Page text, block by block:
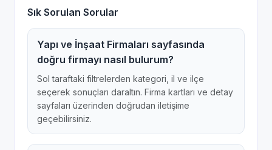
Sık Sorulan Sorular
Yapı ve İnşaat Firmaları sayfasında
doğru firmayı nasıl bulurum?
Sol taraftaki filtrelerden kategori, il ve ilçe
seçerek sonuçları daraltın. Firma kartları ve detay
sayfaları üzerinden doğrudan iletişime
geçebilirsiniz.